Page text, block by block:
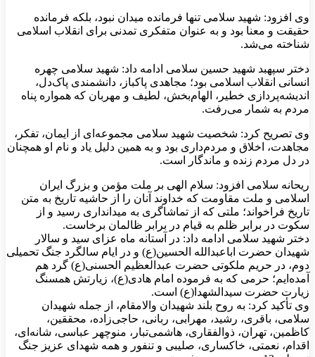
وی افزود: شهید سلامی تنها فرمانده میدان نبود، بلکه فرمانده
حقیقت و معنا بود و به عنوان متفکری تمدنی برای انقلاب اسلامی
شناخته می‌شد.
دختر سپهبد شهید حسین سلامی ادامه داد: شهید سلامی چهره
انسانی انقلاب اسلامی بود؛ مجاهدی پاکباز، دانشمندی پاک‌دل،
اندیشه‌پردازی خطیر، الهام‌بخش، لطیف و مهربان که همواره پناه
مردم به شمار می‌رفت.
وی تصریح کرد: شخصیت شهید سلامی مجموعه‌ای از ایمان، تفکر،
مجاهدت، اخلاق و مردم‌داری بود و به همین دلیل یاد و نام او همچنان
در دل مردم زنده و ماندگار است.
ریحانه سلامی افزود: سلام الهی بر ملت مؤمن و بزرگ ایران
اسلامی و ملت مقاومت که خداوند آنان را از حاشیه تاریخ به متن
تاریخ فراخواند؛ ملتی که از تماشاگری به میدانداری رسید و از
سکوت در برابر ظلم به قیام در برابر ظالمان برخاست.
دختر شهید سلامی ادامه داد: در آستانه ماه عزای سید و سالار
شهیدان حضرت اباعبدالله الحسین(ع) و در ایام سالگرد جنگ تحمیلی
دوم، در حریم ملکوتی حضرت عبدالعظیم الحسنی(ع) گرد هم
آمده‌ایم؛ حرمی که به فرموده امام هادی(ع)، زیارتش همسنگ
زیارت حضرت سیدالشهدا(ع) است.
وی تأکید کرد: به روح بلند شهیدان والامقام، از جمله شهیدان
سلامی، باقری، رشید، مهرابی، ربانی، حاجی‌زاده، محققین،
کاظمین، تهران، ذوالفقاری، هاشمی‌تبار، منوچهر عباسی، شانه‌ای،
اقدام، نعمتی، خاکساری، صلیبی و تنفور و همه شهدای عزیز جنگ